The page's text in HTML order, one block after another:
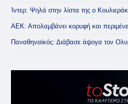
Ίντερ: Ψηλά στην λίστα της ο
ΑΕΚ: Απολαμβάνει κορυφή και
Παναθηναϊκός: Διάβασε άψογα τον